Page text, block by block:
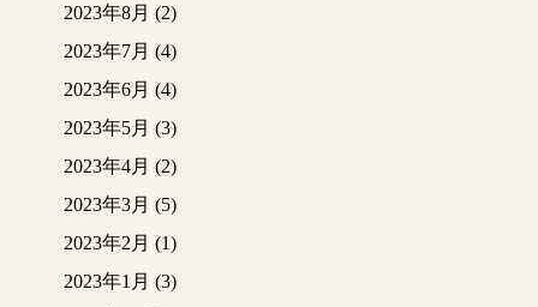
2023年8月 (2)
2023年7月 (4)
2023年6月 (4)
2023年5月 (3)
2023年4月 (2)
2023年3月 (5)
2023年2月 (1)
2023年1月 (3)